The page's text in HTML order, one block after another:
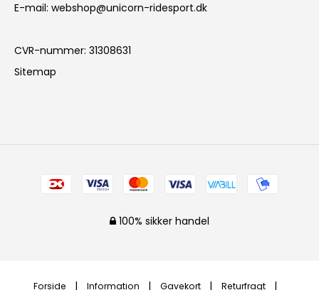
E-mail: webshop@unicorn-ridesport.dk
CVR-nummer: 31308631
Sitemap
100% sikker handel
Forside Information Gavekort Returfragt